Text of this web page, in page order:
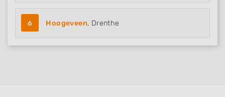
6 Hoogeveen, Drenthe